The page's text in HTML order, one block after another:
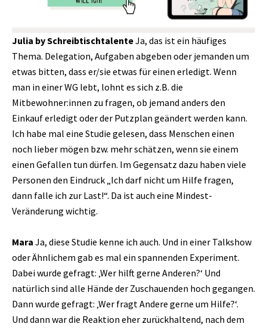
Julia by SchreibtischtalenteJa, das ist ein häufiges
Thema. Delegation, Aufgaben abgeben oder jemanden um
etwas bitten, dass er/sie etwas für einen erledigt. Wenn
man in einer WG lebt, lohnt es sich z.B. die
Mitbewohner:innen zu fragen, ob jemand anders den
Einkauf erledigt oder der Putzplan geändert werden kann.
Ich habe mal eine Studie gelesen, dass Menschen einen
noch lieber mögen bzw. mehr schätzen, wenn sie einem
einen Gefallen tun dürfen. Im Gegensatz dazu haben viele
Personen den Eindruck „Ich darf nicht um Hilfe fragen,
dann falle ich zur Last!“. Da ist auch eine Mindest-
Veränderung wichtig.
Mara Ja, diese Studie kenne ich auch. Und in einer Talkshow
oder Ähnlichem gab es mal ein spannenden Experiment.
Dabei wurde gefragt: ‚Wer hilft gerne Anderen?‘ Und
natürlich sind alle Hände der Zuschauenden hoch gegangen.
Dann wurde gefragt: ‚Wer fragt Andere gerne um Hilfe?‘.
Und dann war die Reaktion eher zurückhaltend, nach dem